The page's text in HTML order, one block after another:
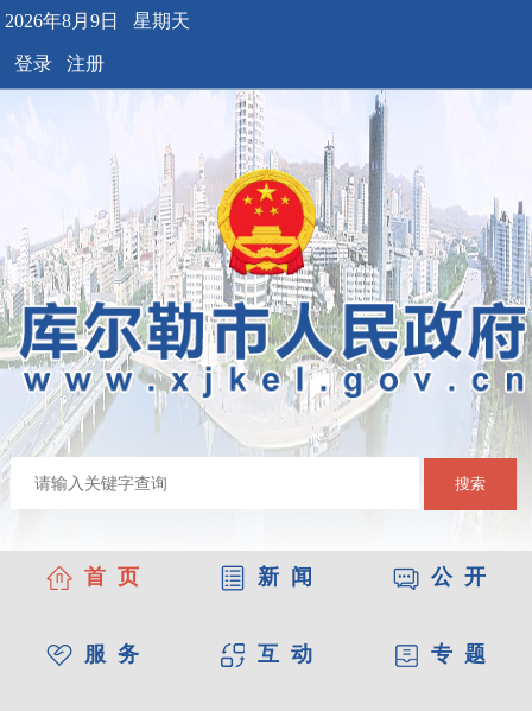
2026年8月9日 星期天
登录 注册
搜索
首 页 新 闻 公 开
服 务 互 动 专 题